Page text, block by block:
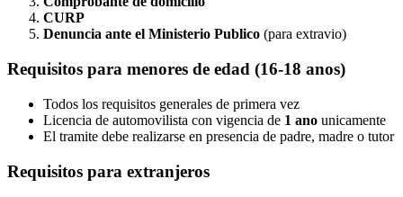
CURP
Denuncia ante el Ministerio Publico (para extravio)
Requisitos para menores de edad (16-18 anos)
Todos los requisitos generales de primera vez
Licencia de automovilista con vigencia de 1 ano unicamente
El tramite debe realizarse en presencia de padre, madre o tutor
Requisitos para extranjeros